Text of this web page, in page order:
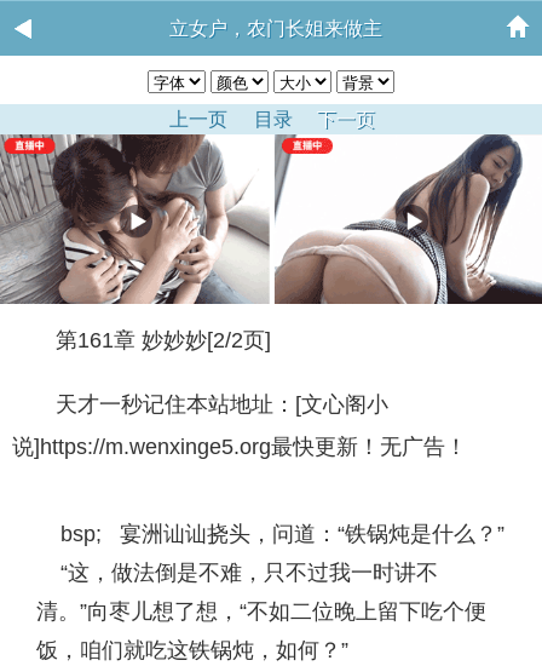
立女户，农门长姐来做主
上一页 目录 下一页
第161章 妙妙妙[2/2页]
天才一秒记住本站地址：[文心阁小
说]https://m.wenxinge5.org最快更新！无广告！
bsp; 宴洲讪讪挠头，问道：“铁锅炖是什么？”
“这，做法倒是不难，只不过我一时讲不
清。”向枣儿想了想，“不如二位晚上留下吃个便
饭，咱们就吃这铁锅炖，如何？”